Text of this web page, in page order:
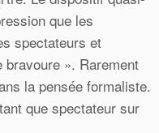
que les
spectateurs et
». Rarement
la pensée formaliste.
que spectateur sur